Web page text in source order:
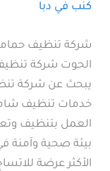
كنب في دبا
شركة تنظيف
الحوت شركة
يبحث عن شركة
خدمات تنظيف
العمل بتنظيف
بيئة صحية وآمنة
الأكثر عرضة